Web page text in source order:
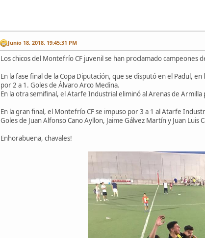
Junio 18, 2018, 19:45:31 PM
Los chicos del Montefrío CF juvenil se han proclamado campeones
En la fase final de la Copa Diputación, que se disputó en el Padul,
por 2 a 1. Goles de Álvaro Arco Medina.
En la otra semifinal, el Atarfe Industrial eliminó al Arenas de
En la gran final, el Montefrío CF se impuso por 3 a 1 al Atarfe
Goles de Juan Alfonso Cano Ayllon, Jaime Gálvez Martín y Juan Luis
Enhorabuena, chavales!